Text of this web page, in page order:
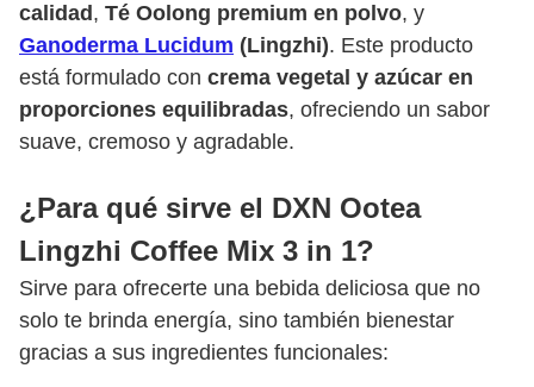
calidad , Té Oolong premium en polvo, y
Ganoderma Lucidum (Lingzhi). Este producto
está formulado con crema vegetal y azúcar en
proporciones equilibradas, ofreciendo un sabor
suave, cremoso y agradable.
¿Para qué sirve el DXN Ootea
Lingzhi Coffee Mix 3 in 1?
Sirve para ofrecerte una bebida deliciosa que no
solo te brinda energía, sino también bienestar
gracias a sus ingredientes funcionales: